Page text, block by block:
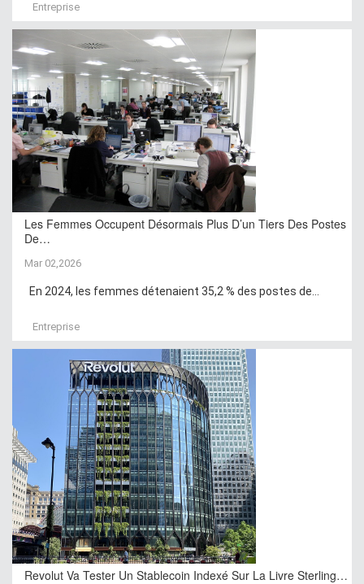
Entreprise
Les Femmes Occupent Désormais Plus D’un Tiers Des Postes
De…
Mar 02,2026
En 2024, les femmes détenaient 35,2 % des postes de...
Entreprise
Revolut Va Tester Un Stablecoin Indexé Sur La Livre Sterling…